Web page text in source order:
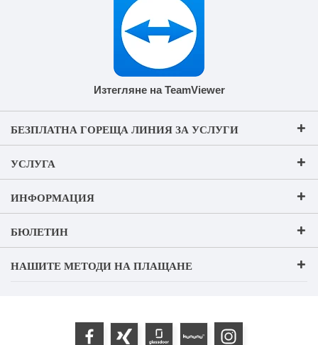
Изтегляне на TeamViewer
БЕЗПЛАТНА ГОРЕЩА ЛИНИЯ ЗА УСЛУГИ
УСЛУГА
ИНФОРМАЦИЯ
БЮЛЕТИН
НАШИТЕ МЕТОДИ НА ПЛАЩАНЕ